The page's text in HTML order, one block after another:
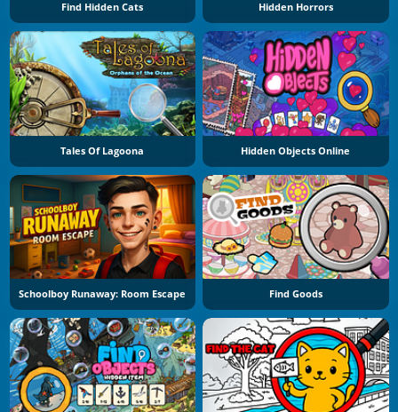
Find Hidden Cats Hidden Horrors
Tales Of Lagoona Hidden Objects Online
Schoolboy Runaway: Room Escape Find Goods